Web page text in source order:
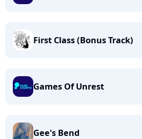
First Class (Bonus Track)
Games Of Unrest
Gee's Bend